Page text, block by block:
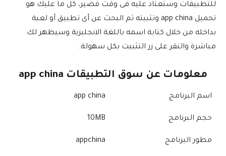
للتطبيقات وستعتاد عليه فى وقت قصير، كل ما عليك هو
تحميل app china وتثبيته ثم البحث عن أى تطبيق أو لعبة
بداخله من خلال كتابة اسمه باللغة الانجليزية وسيظهر لك
مباشرة والنقر على زر التثبيت بكل سهولة.
معلومات عن سوق التطبيقات app china
اسم البرنامج app china
حجم البرنامج 10MB
مطور البرنامج appchina